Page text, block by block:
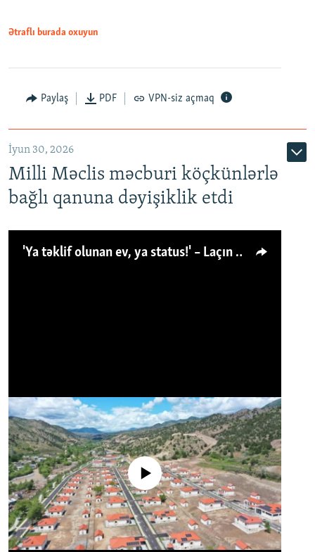
Ətraflı burada oxuyun
Paylaş PDF VPN-siz açmaq
İyun 30, 2026
Milli Məclis məcburi köçkünlərlə
bağlı qanuna dəyişiklik etdi
'Ya təklif olunan ev, ya status!' – Laçın köçkünü: 'Laçından başqa heç hara!'
No media source currently available